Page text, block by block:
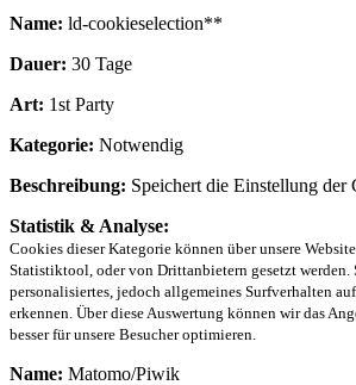
Name: ld-cookieselection**
Dauer: 30 Tage
Art: 1st Party
Kategorie: Notwendig
Beschreibung: Speichert die Einstellung
Statistik & Analyse:
Cookies dieser Kategorie können über unsere
Statistiktool, oder von Drittanbietern gesetzt werden.
personalisiertes, jedoch allgemeines Surfverhalten
erkennen. Über diese Auswertung können wir das
besser für unsere Besucher optimieren.
Name: Matomo/Piwik